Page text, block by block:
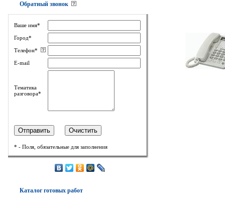
Обратный звонок
Ваше имя*
Город*
Телефон*
E-mail
Тематика
разговора*
* - Поля, обязательные для заполнения
Каталог готовых работ